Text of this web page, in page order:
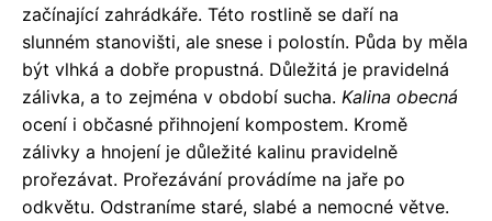
začínající zahrádkáře. Této rostlině se daří na
slunném stanovišti, ale snese i polostín. Půda by měla
být vlhká a dobře propustná. Důležitá je pravidelná
zálivka, a to zejména v období sucha. Kalina obecná
ocení i občasné přihnojení kompostem. Kromě
zálivky a hnojení je důležité kalinu pravidelně
prořezávat. Prořezávání provádíme na jaře po
odkvětu. Odstraníme staré, slabé a nemocné větve.